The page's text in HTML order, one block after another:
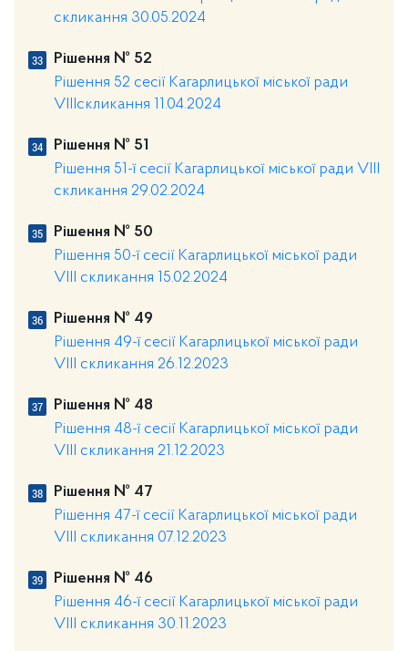
скликання 30.05.2024
Рішення № 52
Рішення 52 сесії Кагарлицької міської ради
VIIIскликання 11.04.2024
Рішення № 51
Рішення 51-ї сесії Кагарлицької міської ради VIII
скликання 29.02.2024
Рішення № 50
Рішення 50-ї сесії Кагарлицької міської ради
VIII скликання 15.02.2024
Рішення № 49
Рішення 49-ї сесії Кагарлицької міської ради
VIII скликання 26.12.2023
Рішення № 48
Рішення 48-ї сесії Кагарлицької міської ради
VIII скликання 21.12.2023
Рішення № 47
Рішення 47-ї сесії Кагарлицької міської ради
VIII скликання 07.12.2023
Рішення № 46
Рішення 46-ї сесії Кагарлицької міської ради
VIII скликання 30.11.2023